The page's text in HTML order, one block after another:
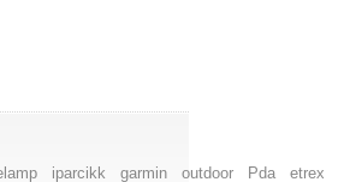
iparcikk garmin outdoor Pda
etrex